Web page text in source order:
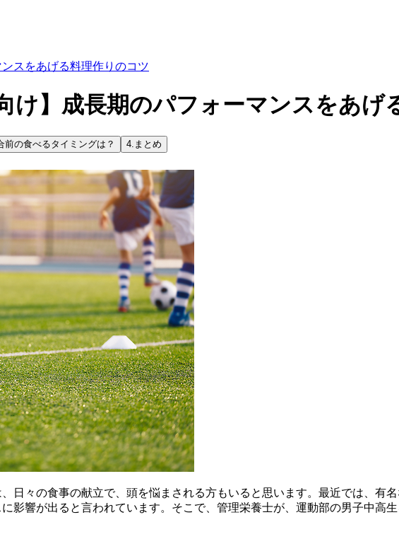
スをあげる料理作りのコツ
け】成長期のパフォーマンスをあげ
前の食べるタイミングは？ 4. まとめ
日々の食事の献立で、頭を悩まされる方もいると思います。最近では、有
影響が出ると言われています。そこで、管理栄養士が、運動部の男子中高